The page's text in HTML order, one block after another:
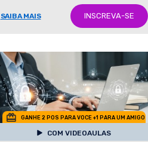
SAIBA MAIS INSCREVA-SE
GANHE 2 POS PARA VOCE +1 PARA UM AMIGO
COM VIDEOAULAS